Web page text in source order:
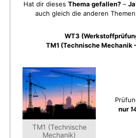
Hat dir dieses Thema gefallen? –
auch gleich die anderen
WT3
TM1 (Technische Mechanik
TM1 (Technische
Mechanik)
nur